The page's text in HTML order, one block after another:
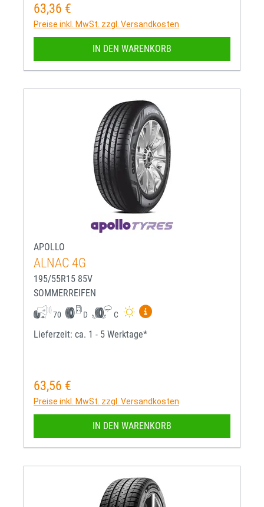
Regulärer Preis:
63,36 €
Preise inkl. MwSt. zzgl. Versandkosten
IN DEN WARENKORB
APOLLO
ALNAC 4G
195/55R15 85V
SOMMERREIFEN
70 D C
Mehr Informationen zum
Lieferzeit: ca. 1 - 5 Werktage*
Regulärer Preis:
63,56 €
Preise inkl. MwSt. zzgl. Versandkosten
IN DEN WARENKORB